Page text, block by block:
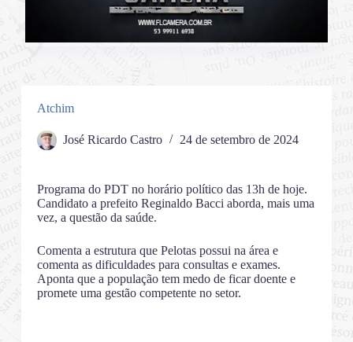
Atchim
José Ricardo Castro 24 de setembro de 2024
Programa do PDT no horário político das 13h de hoje.
Candidato a prefeito Reginaldo Bacci aborda, mais uma
vez, a questão da saúde.
Comenta a estrutura que Pelotas possui na área e
comenta as dificuldades para consultas e exames.
Aponta que a população tem medo de ficar doente e
promete uma gestão competente no setor.